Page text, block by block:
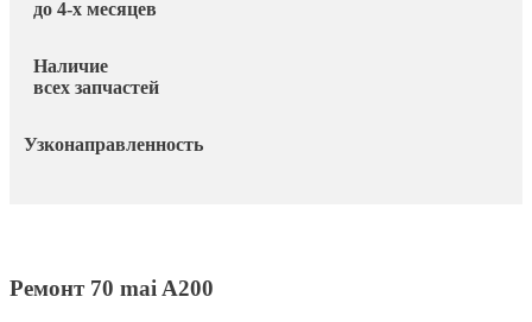
до 4-х месяцев
Наличие
всех запчастей
Узконаправленность
Ремонт 70 mai A200